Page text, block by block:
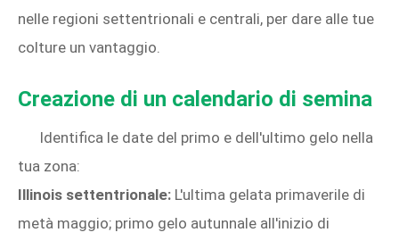
nelle regioni settentrionali e centrali, per dare alle tue
colture un vantaggio.
Creazione di un calendario di semina
Identifica le date del primo e dell'ultimo gelo nella
tua zona:
Illinois settentrionale: L'ultima gelata primaverile di
metà maggio; primo gelo autunnale all'inizio di